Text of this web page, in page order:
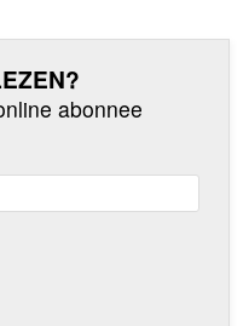
abonnee